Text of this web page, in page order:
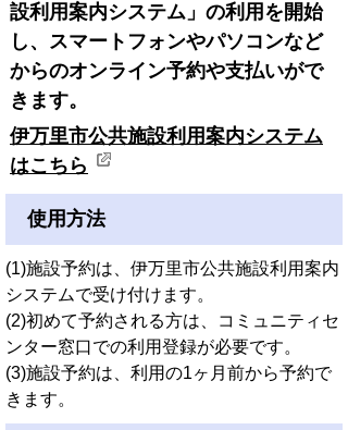
設利用案内システム」の利用を開始
し、スマートフォンやパソコンなど
からのオンライン予約や支払いがで
きます。
伊万里市公共施設利用案内システム
はこちら
使用方法
(1)施設予約は、伊万里市公共施設利用案内
システムで受け付けます。
(2)初めて予約される方は、コミュニティセ
ンター窓口での利用登録が必要です。
(3)施設予約は、利用の1ヶ月前から予約で
きます。